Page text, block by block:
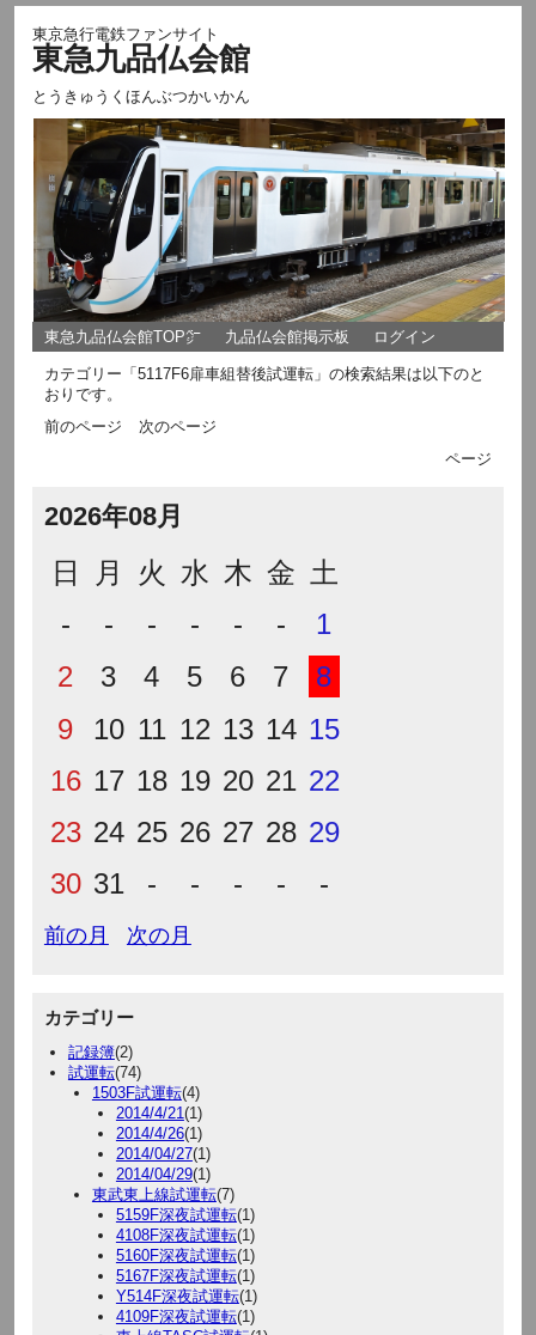
東京急行電鉄ファンサイト
東急九品仏会館
とうきゅうくほんぶつかいかん
東急九品仏会館TOP㌻ 九品仏会館掲示板 ログイン
カテゴリー「5117F6扉車組替後試運転」の検索結果は以下のと
おりです。
前のページ
次のページ
ページ
2026年08月
日 月 火 水 木 金 土
-
- - - - -
1
2
3 4 5 6 7
8
9
10 11 12 13 14 15
16 17 18 19 20 21 22
23 24 25 26 27 28 29
30 31 - - - - -
前の月 次の月
カテゴリー
記録簿(2)
試運転(74)
1503F試運転(4)
2014/4/21 (1)
2014/4/26(1)
2014/04/27(1)
2014/04/29(1)
東武東上線試運転(7)
5159F深夜試運転(1)
4108F深夜試運転(1)
5160F深夜試運転(1)
5167F深夜試運転(1)
Y514F深夜試運転(1)
4109F深夜試運転(1)